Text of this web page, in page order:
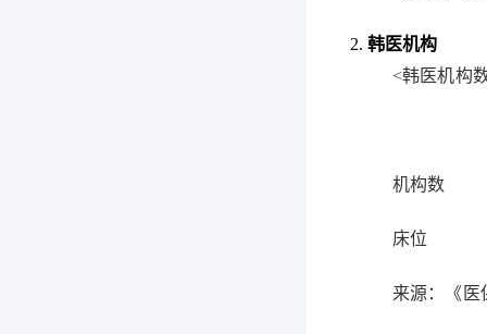
2. 韩医机构
<韩医机构
机构数
床位
来源： 《 医